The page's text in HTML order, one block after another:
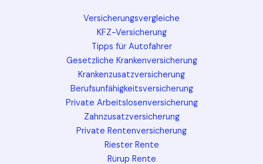
Versicherungsvergleiche
KFZ-Versicherung
Tipps für Autofahrer
Gesetzliche Krankenversicherung
Krankenzusatzversicherung
Berufsunfähigkeitsversicherung
Private Arbeitslosenversicherung
Zahnzusatzversicherung
Private Rentenversicherung
Riester Rente
Rürup Rente